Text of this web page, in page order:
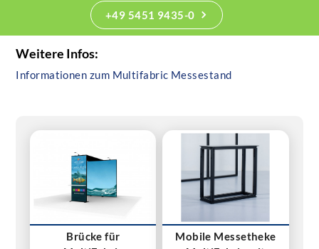
+49 5451 9435-0
Weitere Infos:
Informationen zum Multifabric Messestand
Brücke für
Mobile Messetheke